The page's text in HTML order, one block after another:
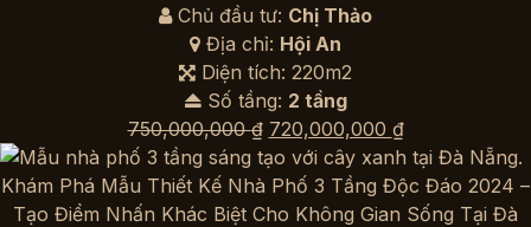
Chủ đầu tư: Chị Thảo
Địa chỉ: Hội An
Diện tích: 220m2
Số tầng: 2 tầng
750,000,000₫ Giá
gốc
là:
750,000,000 ₫.
720,000,000 ₫Giá
hiện
tại
là:
Khám Phá Mẫu Thiết Kế Nhà Phố 3 Tầng Độc Đáo 2024 –
Tạo Điểm Nhấn Khác Biệt Cho Không Gian Sống Tại Đà